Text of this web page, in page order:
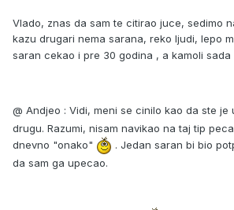
Vlado, znas da sam te citirao juce, sedimo
kazu drugari nema sarana, reko ljudi, lepo
saran cekao i pre 30 godina , a kamoli sada
@ Andjeo : Vidi, meni se cinilo kao da ste je
drugu. Razumi, nisam navikao na taj tip
dnevno "onako"
. Jedan saran bi bio
da sam ga upecao.